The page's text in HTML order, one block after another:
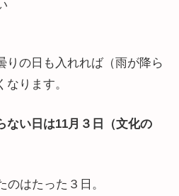
りの日も入れれば（雨が降ら
ります。
ない日は11月３日（文化の
はたった３日。